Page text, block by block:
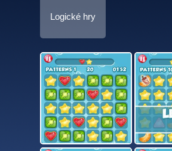
Logické hry